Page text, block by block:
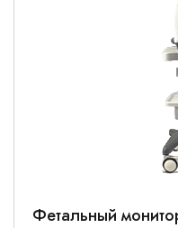
Фетальный